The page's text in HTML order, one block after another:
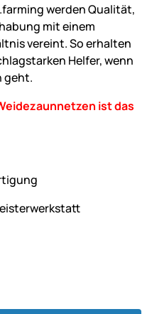
werden Qualität,
mit einem
vereint. So erhalten
Helfer, wenn
geht.
ist das